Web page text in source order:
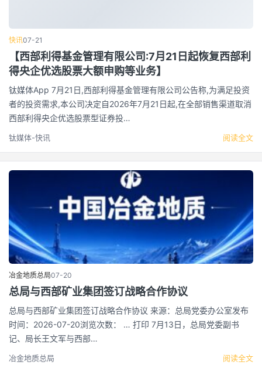
快讯07-21
【西部利得基金管理有限公司:7月21日起恢复西部利
得央企优选股票大额申购等业务】
钛媒体App 7月21日,西部利得基金管理有限公司公告称,为满足投资
者的投资需求,本公司决定自2026年7月21日起,在全部销售渠道取消
西部利得央企优选股票型证券投…
钛媒体-快讯 阅读全文
冶金地质总局07-20
总局与西部矿业集团签订战略合作协议
总局与西部矿业集团签订战略合作协议 来源：总局党委办公室发布
时间：2026-07-20浏览次数： … 打印 7月13日，总局党委副书
记、局长王文军与西部…
冶金地质总局 阅读全文